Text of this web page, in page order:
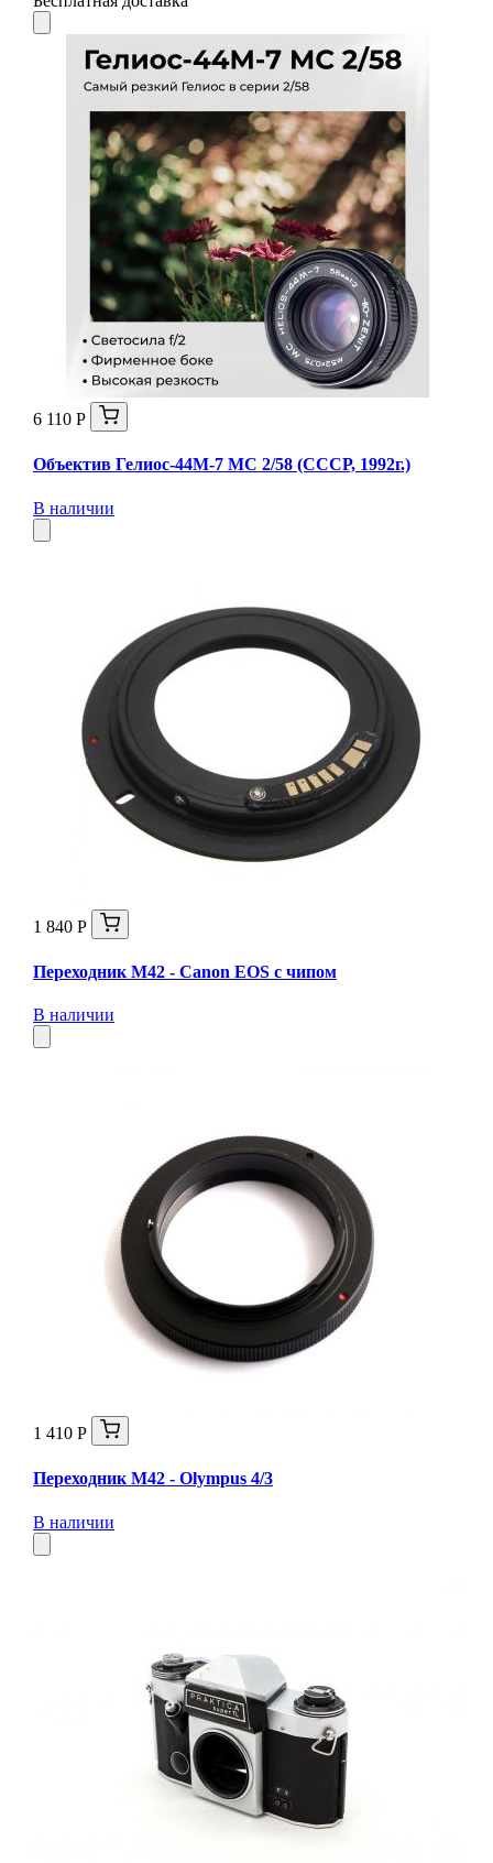
6 110 Р
Объектив Гелиос-44М-7 МС 2/58 (СССР, 1992г.)
В наличии
1 840 Р
Переходник М42 - Canon EOS с чипом
В наличии
1 410 Р
Переходник М42 - Olympus 4/3
В наличии